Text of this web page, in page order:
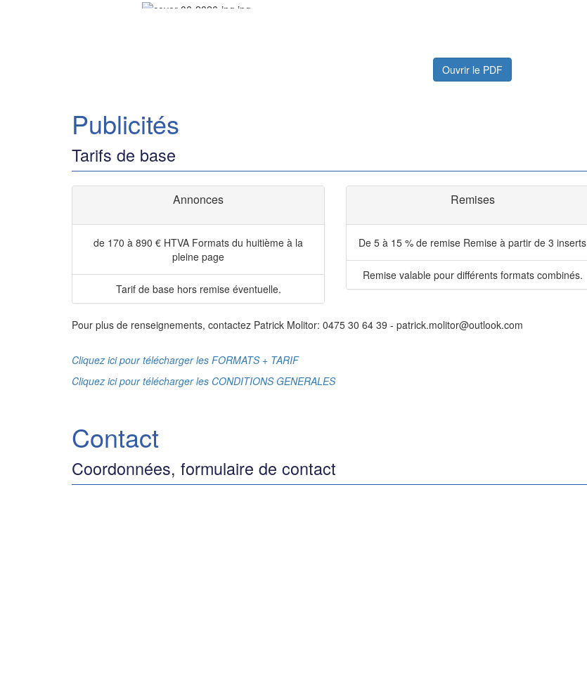
Ouvrir le PDF
Publicités
Tarifs de base
Annonces
de 170 à 890 € HTVA Formats du huitième à la
pleine page
Tarif de base hors remise éventuelle.
Remises
De 5 à 15 % de remise Remise à partir de 3 inserts
Remise valable pour différents formats combinés.
Pour plus de renseignements, contactez Patrick Molitor: 0475 30 64 39 - patrick.molitor@outlook.com
Cliquez ici pour télécharger les FORMATS + TARIF
Cliquez ici pour télécharger les CONDITIONS GENERALES
Contact
Coordonnées, formulaire de contact